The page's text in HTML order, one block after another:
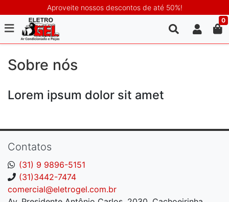
Aproveite nossos descontos de até 50%!
0
Sobre nós
Lorem ipsum dolor sit amet
Contatos
(31) 9 9896-5151
(31)3442-7474
comercial@eletrogel.com.br